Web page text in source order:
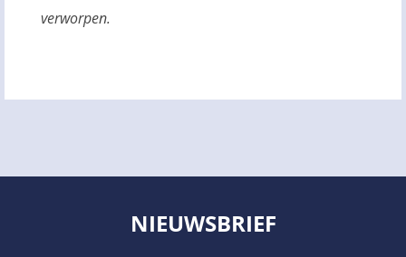
verworpen.
NIEUWSBRIEF